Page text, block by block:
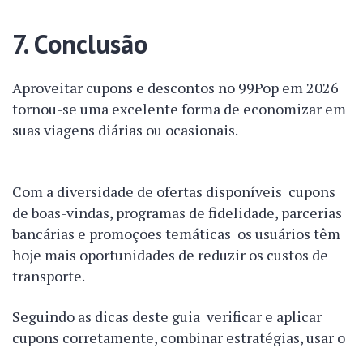
7. Conclusão
Aproveitar cupons e descontos no 99Pop em 2026
tornou-se uma excelente forma de economizar em
suas viagens diárias ou ocasionais.
Com a diversidade de ofertas disponíveis cupons
de boas-vindas, programas de fidelidade, parcerias
bancárias e promoções temáticas os usuários têm
hoje mais oportunidades de reduzir os custos de
transporte.
Seguindo as dicas deste guia verificar e aplicar
cupons corretamente, combinar estratégias, usar o